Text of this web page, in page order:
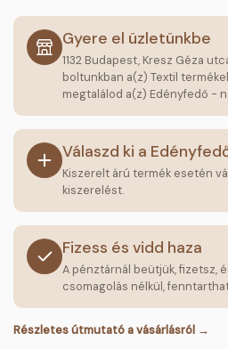
Gyere el üzletünkbe
1132 Budapest, Kresz Géza
boltunkban a(z) Textil
megtalálod a(z) Edényfedő -
Válaszd ki a
Kiszerelt árú termék esetén
kiszerelést.
Fizess és vidd haza
A pénztárnál beütjük, fizetsz,
csomagolás nélkül,
Részletes útmutató a vásárlásról →